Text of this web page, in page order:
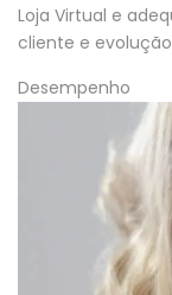
Loja Virtual e
cliente e
Desempenho